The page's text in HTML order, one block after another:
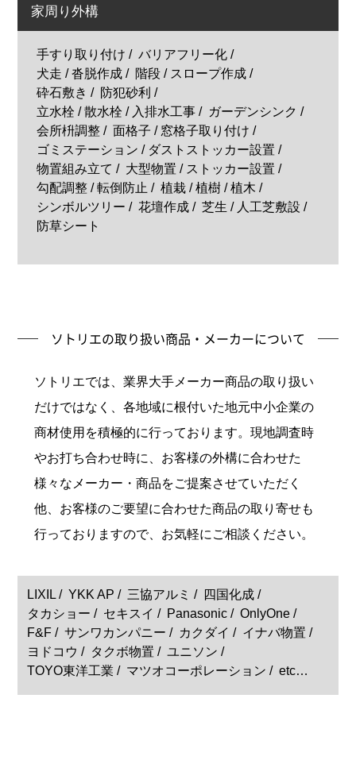
家周り外構
手すり取り付け
バリアフリー化
犬走 / 沓脱作成
階段 / スロープ作成
砕石敷き
防犯砂利
立水栓 / 散水栓 / 入排水工事
ガーデンシンク
会所枡調整
面格子 / 窓格子取り付け
ゴミステーション / ダストストッカー設置
物置組み立て
大型物置 / ストッカー設置
勾配調整 / 転倒防止
植栽 / 植樹 / 植木
シンボルツリー
花壇作成
芝生 / 人工芝敷設
防草シート
ソトリエの取り扱い商品・メーカーについて
ソトリエでは、業界大手メーカー商品の取り扱い
だけではなく、各地域に根付いた地元中小企業の
商材使用を積極的に行っております。現地調査時
やお打ち合わせ時に、お客様の外構に合わせた
様々なメーカー・商品をご提案させていただく
他、お客様のご要望に合わせた商品の取り寄せも
行っておりますので、お気軽にご相談ください。
LIXIL YKK AP 三協アルミ
四国化成
タカショー
セキスイ Panasonic
OnlyOne
F&F
サンワカンパニー カクダイ
イナバ物置
ヨドコウ
タクボ物置
ユニソン
TOYO東洋工業
マツオコーポレーション etc…